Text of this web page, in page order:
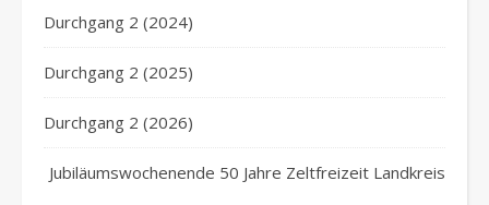
Durchgang 2 (2024)
Durchgang 2 (2025)
Durchgang 2 (2026)
Jubiläumswochenende 50 Jahre Zeltfreizeit Landkreis